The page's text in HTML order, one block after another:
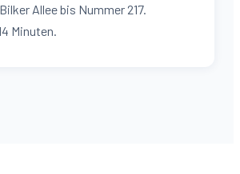
Allee bis Nummer 217.
Minuten.